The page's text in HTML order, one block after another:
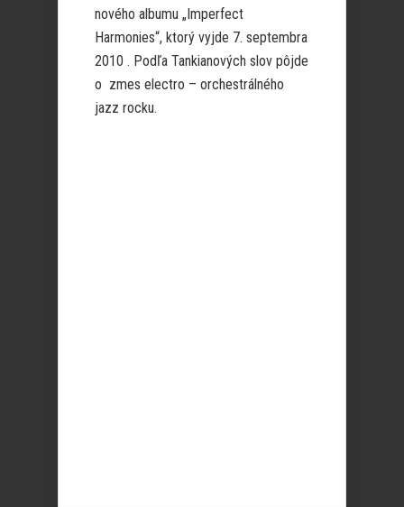
nového albumu „Imperfect
Harmonies“, ktorý vyjde 7. septembra
2010 . Podľa Tankianových slov pôjde
o zmes electro – orchestrálného
jazz rocku.